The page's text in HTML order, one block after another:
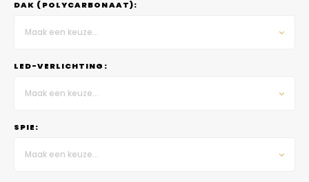
DAK (POLYCARBONAAT):
Maak een keuze...
LED-VERLICHTING:
Maak een keuze...
SPIE:
Maak een keuze...